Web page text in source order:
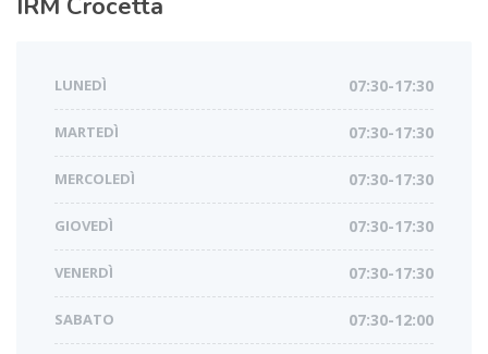
LUNEDÌ 07:30-17:30
MARTEDÌ 07:30-17:30
MERCOLEDÌ 07:30-17:30
GIOVEDÌ 07:30-17:30
VENERDÌ 07:30-17:30
SABATO 07:30-12:00